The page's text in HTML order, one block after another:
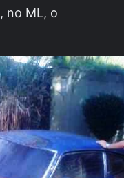
no ML, o